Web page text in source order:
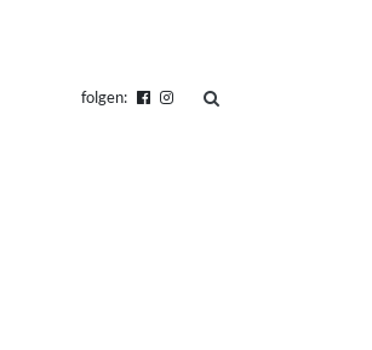
folgen: suchen